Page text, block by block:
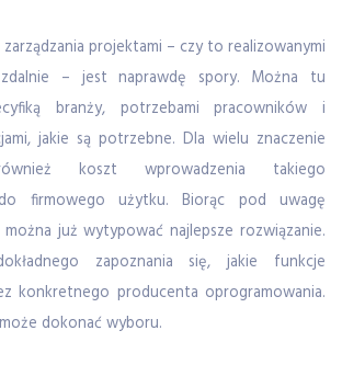
projektami – czy to realizowanymi
– jest naprawdę spory. Można tu
branży, potrzebami pracowników i
jakie są potrzebne. Dla wielu znaczenie
koszt wprowadzenia takiego
firmowego użytku. Biorąc pod uwagę
już wytypować najlepsze rozwiązanie.
zapoznania się, jakie funkcje
konkretnego producenta oprogramowania.
dokonać wyboru.